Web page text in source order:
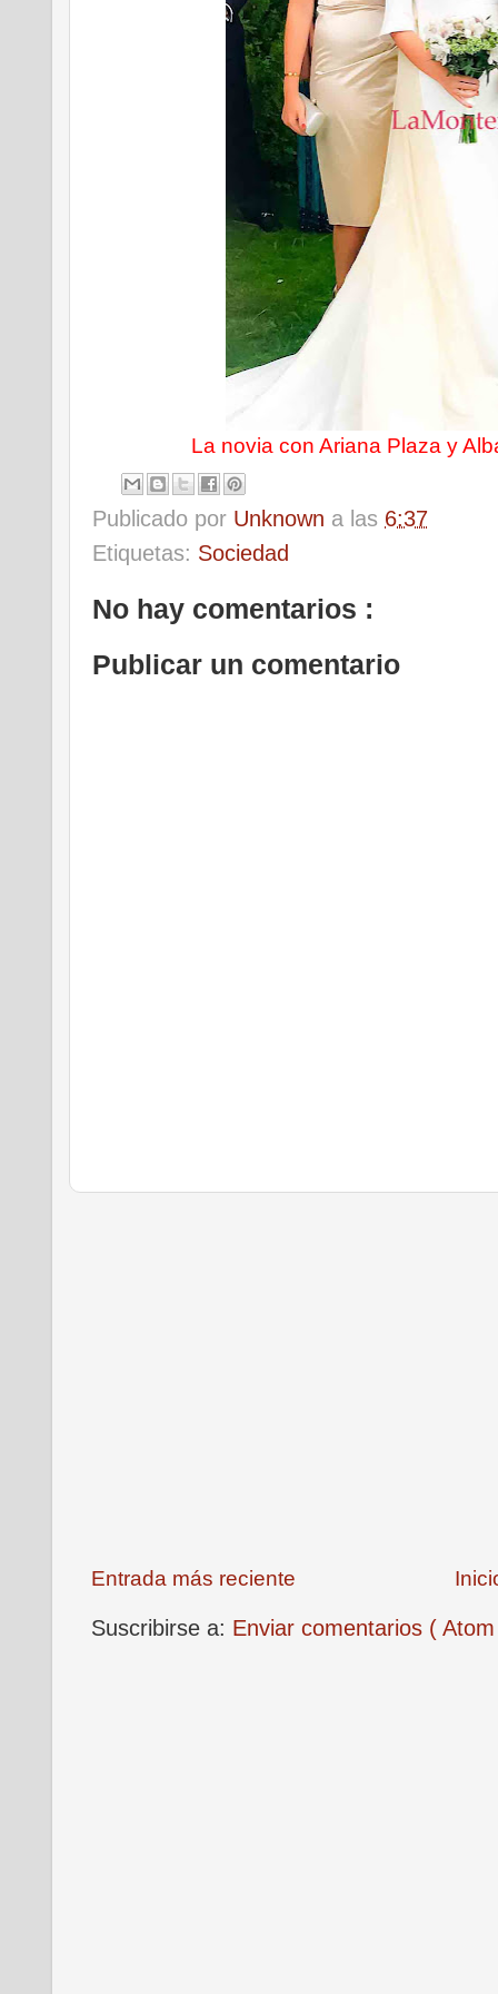
La novia con Ariana Plaza y
Publicado por Unknown a las 6:37
Etiquetas: Sociedad
No hay comentarios :
Publicar un comentario
Entrada más reciente
Suscribirse a: Enviar comentarios (